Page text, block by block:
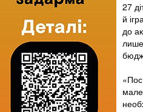
27
й
до